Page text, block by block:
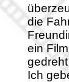
die
ein
Ich